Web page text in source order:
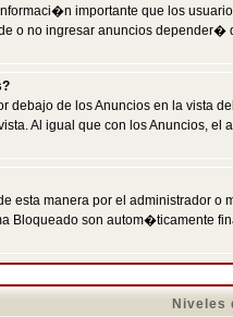
importante que los
o no ingresar anuncios
debajo de los Anuncios en la
Al igual que con los Anuncios,
esta manera por el administrador
Bloqueado son autom�ticamente
Niveles